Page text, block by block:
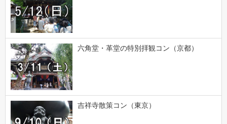
六角堂・革堂の特別拝観コン（京都）
吉祥寺散策コン（東京）